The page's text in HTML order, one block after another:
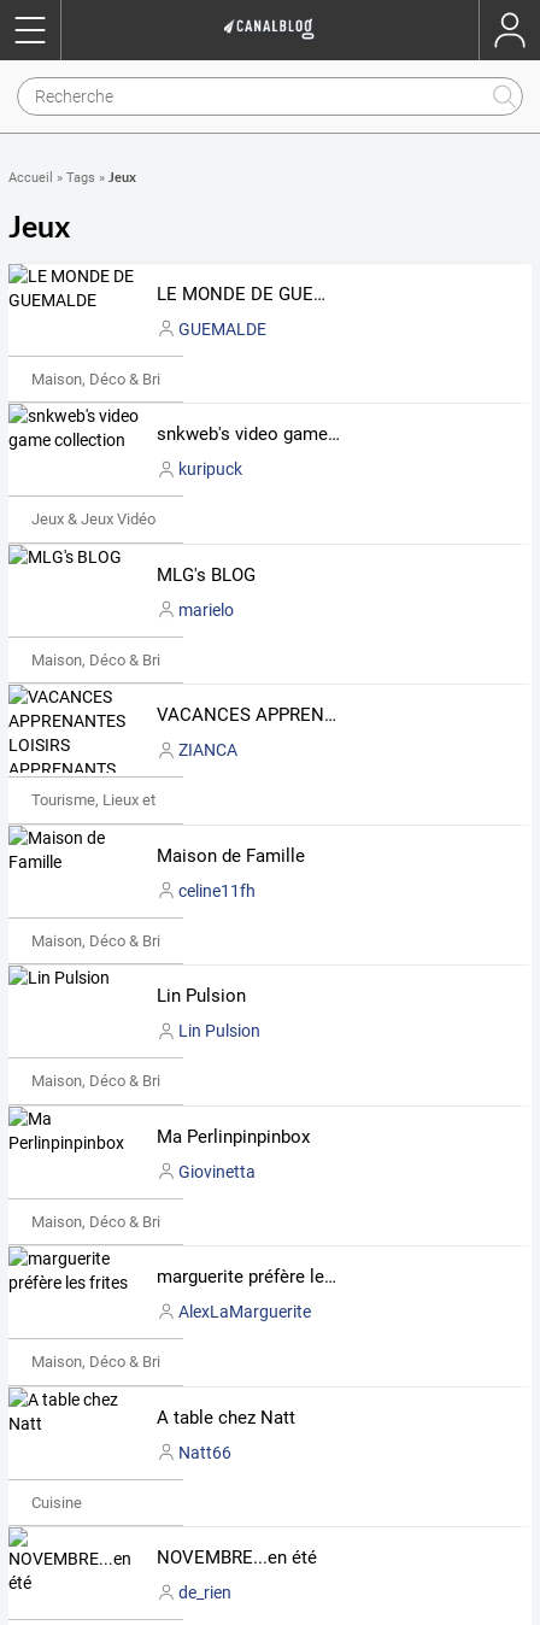
Accueil » Tags » Jeux
Jeux
LE MONDE DE GUEMALDE
GUEMALDE
Maison, Déco & Bricolage
snkweb's video game collection
kuripuck
Jeux & Jeux Vidéo
MLG's BLOG
marielo
Maison, Déco & Bricolage
VACANCES APPRENANTES LOISIRS APPRENANTS
ZIANCA
Tourisme, Lieux et Événements
Maison de Famille
celine11fh
Maison, Déco & Bricolage
Lin Pulsion
Lin Pulsion
Maison, Déco & Bricolage
Ma Perlinpinpinbox
Giovinetta
Maison, Déco & Bricolage
marguerite préfère les frites
AlexLaMarguerite
Maison, Déco & Bricolage
A table chez Natt
Natt66
Cuisine
NOVEMBRE...en été
de_rien